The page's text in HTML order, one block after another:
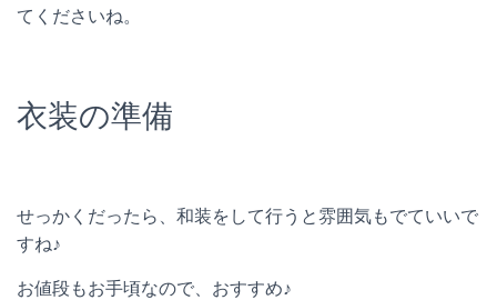
てくださいね。
衣装の準備
せっかくだったら、和装をして行うと雰囲気もでていいで
すね♪
お値段もお手頃なので、おすすめ♪